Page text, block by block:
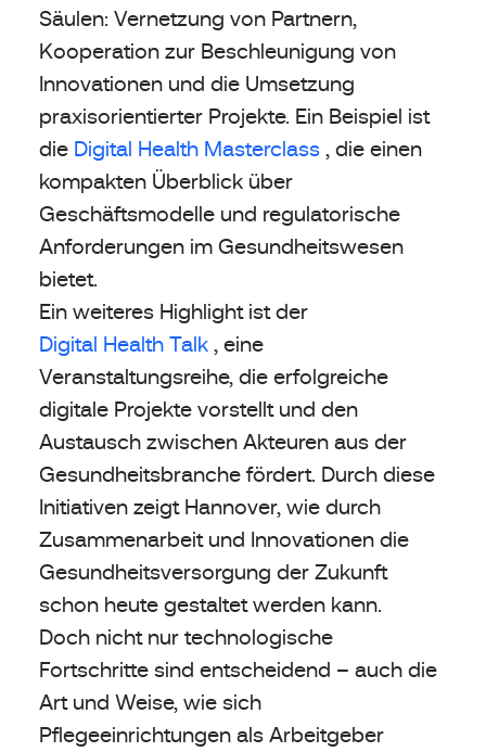
Säulen: Vernetzung von Partnern,
Kooperation zur Beschleunigung von
Innovationen und die Umsetzung
praxisorientierter Projekte. Ein Beispiel ist
die Digital Health Masterclass , die einen
kompakten Überblick über
Geschäftsmodelle und regulatorische
Anforderungen im Gesundheitswesen
bietet.
Ein weiteres Highlight ist der
Digital Health Talk , eine
Veranstaltungsreihe, die erfolgreiche
digitale Projekte vorstellt und den
Austausch zwischen Akteuren aus der
Gesundheitsbranche fördert. Durch diese
Initiativen zeigt Hannover, wie durch
Zusammenarbeit und Innovationen die
Gesundheitsversorgung der Zukunft
schon heute gestaltet werden kann.
Doch nicht nur technologische
Fortschritte sind entscheidend – auch die
Art und Weise, wie sich
Pflegeeinrichtungen als Arbeitgeber